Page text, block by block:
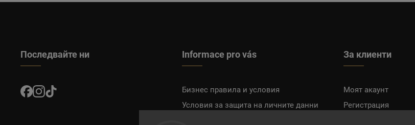
Последвайте ни Informace pro vás
Бизнес правила и условия
Условия за защита на личните данни
За клиенти
Моят акаунт
Регистрация